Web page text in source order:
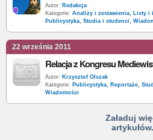
Autor: Redakcja
Kategorie: Analizy i zestawienia, Listy i
Publicystyka, Studia i studenci,
22 września 2011
Autor: Krzysztof Olszak
Kategorie: Publicystyka, Reportaże,
Wiadomości
Załaduj